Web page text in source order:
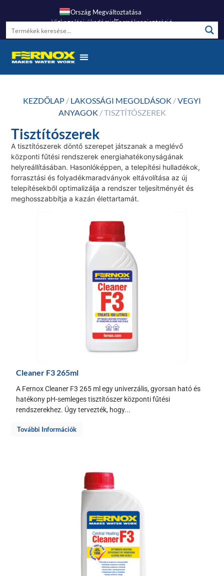
Ország Megváltoztatása
Vízkezelési AkadémiaTermékregisztráció
KEZDŐLAP / LAKOSSÁGI MEGOLDÁSOK /VEGYI
ANYAGOK / TISZTÍTÓSZEREK
Tisztítószerek
A tisztítószerek döntő szerepet játszanak a meglévő
központi fűtési rendszerek energiahatékonyságának
helyreállításában. Hasonlóképpen, a telepítési hulladékok,
forrasztási és folyadékmaradványok eltávolítása az új
telepítésekből optimalizálja a rendszer teljesítményét és
meghosszabbítja a kazán élettartamát.
Cleaner F3 265ml
A Fernox Cleaner F3 265 ml egy univerzális, gyorsan ható és
hatékony pH-semleges tisztítószer központi fűtési
rendszerekhez. Úgy tervezték, hogy...
További Információk